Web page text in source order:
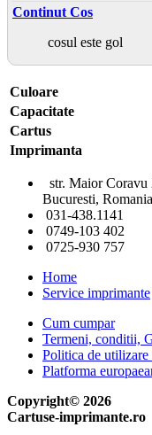
Continut Cos
cosul este gol
Culoare
Capacitate
Cartus
Imprimanta
str. Maior Coravu
Bucuresti, Romania
031-438.1141
0749-103 402
0725-930 757
Home
Service imprimante
Cum cumpar
Termeni, conditii,
Politica de
Platforma
Copyright© 2026
Cartuse-imprimante.ro